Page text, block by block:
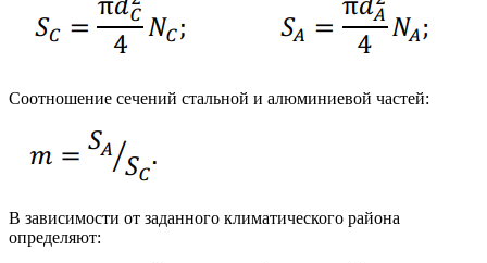
Соотношение сечений стальной и алюминиевой частей:
В зависимости от заданного климатического района
определяют: